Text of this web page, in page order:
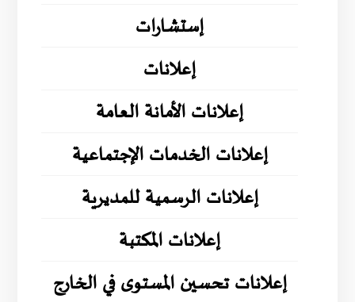
إستشارات
إعلانات
إعلانات الأمانة العامة
إعلانات الخدمات الإجتماعية
إعلانات الرسمية للمديرية
إعلانات المكتبة
إعلانات تحسين المستوى في الخارج